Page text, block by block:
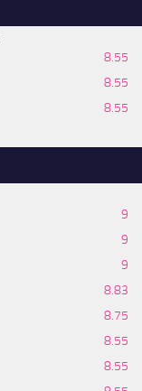
8.55
8.55
8.55
9
9
9
8.83
8.75
8.55
8.55